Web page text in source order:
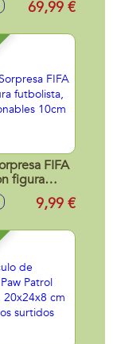
de tela y
69,99 €
FIFA
figura
9,99 €